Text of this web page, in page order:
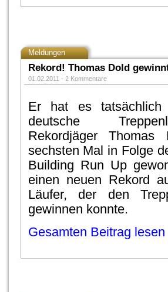
Meldungen
Rekord! Thomas Dold
01.02.2011 - 2 Kommentare
Er hat es tatsächlich
deutsche
Rekordjäger
sechsten Mal in Folge
Building Run Up
einen neuen Rekord
Läufer, der den
gewinnen konnte.
Gesamten Beitrag lesen